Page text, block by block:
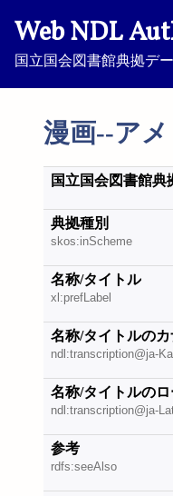
Web NDL
国立国会図書館典拠デ
漫画--ア
国立国会図書館典
典拠種別
skos:inScheme
名称/タイトル
xl:prefLabel
名称/タイトルの
ndl:transcription@ja-
名称/タイトルの
ndl:transcription@ja-
参考
rdfs:seeAlso